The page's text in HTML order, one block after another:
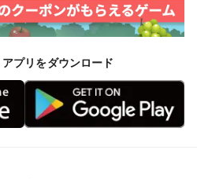
られた小麦粉は「全粒粉」で
です。
ですが、全粒粉が好みではな
いやすく白い細かめに製粉し
プリをダウンロード